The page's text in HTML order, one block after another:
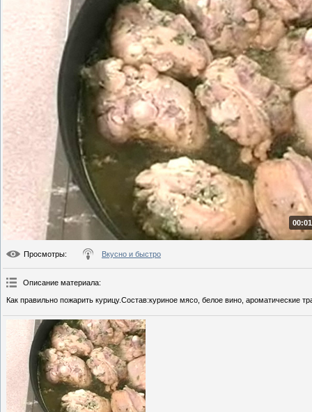
Просмотры: Вкусно и быстро
Описание материала:
Как правильно пожарить курицу.Состав:куриное мясо, белое вино, ароматические